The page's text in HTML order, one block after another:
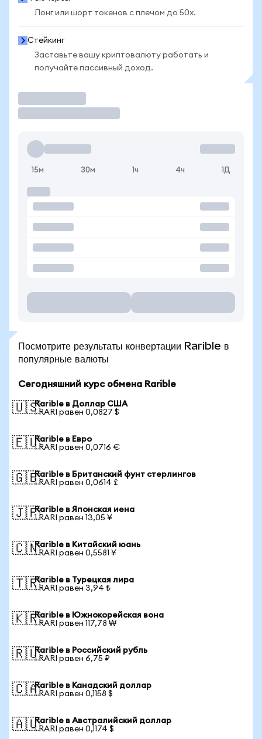
Лонг или шорт токенов с плечом до 50x.
Стейкинг
Заставьте вашу криптовалюту работать и
получайте пассивный доход.
15м 30м 1ч 4ч 1Д
Посмотрите результаты конвертации Rarible в
популярные валюты
Сегодняшний курс обмена Rarible
🇺🇸Rarible в Доллар США
1 RARI равен 0,0827 $
🇪🇺Rarible в Евро
1 RARI равен 0,0716 €
🇬🇧Rarible в Британский фунт стерлингов
1 RARI равен 0,0614 £
🇯🇵Rarible в Японская иена
1 RARI равен 13,05 ¥
🇨🇳Rarible в Китайский юань
1 RARI равен 0,5581 ¥
🇹🇷Rarible в Турецкая лира
1 RARI равен 3,94 ₺
🇰🇷Rarible в Южнокорейская вона
1 RARI равен 117,78 ₩
🇷🇺Rarible в Российский рубль
1 RARI равен 6,75 ₽
🇨🇦Rarible в Канадский доллар
1 RARI равен 0,1158 $
🇦🇺Rarible в Австралийский доллар
1 RARI равен 0,1174 $